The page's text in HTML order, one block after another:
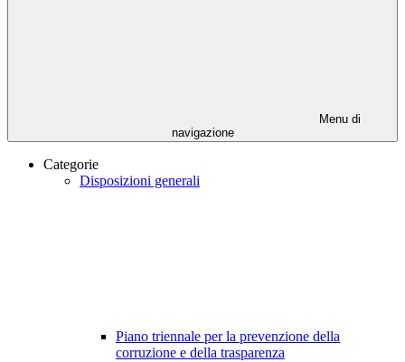
Menu di
navigazione
Categorie
Disposizioni generali
Piano triennale per la prevenzione della
corruzione e della trasparenza